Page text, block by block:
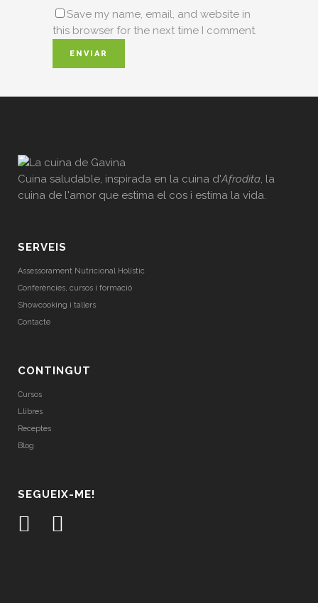
Save my name, email, and website in
this browser for the next time I comment.
Cuina saludable, inspirada en la cuina d'Afrodita, la
cuina de l'amor que estima el cos i estima la vida.
SERVEIS
Assessorament Nutricional Holístic
Conferències, cursos i formació
Showcooking i tallers
Contacte
CONTINGUT
Cursos
Llibres
Receptes
Blog
SEGUEIX-ME!